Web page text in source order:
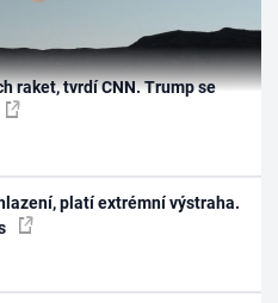
raket, tvrdí CNN. Trump se
platí extrémní výstraha.